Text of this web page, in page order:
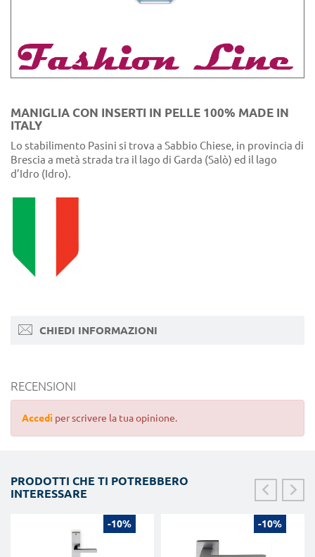
MANIGLIA CON INSERTI IN PELLE 100% MADE IN
ITALY
Lo stabilimento Pasini si trova a Sabbio Chiese, in provincia di
Brescia a metà strada tra il lago di Garda (Salò) ed il lago
d’Idro (Idro).
CHIEDI INFORMAZIONI
RECENSIONI
Accedi per scrivere la tua opinione.
PRODOTTI CHE TI POTREBBERO
INTERESSARE
-10% -10%